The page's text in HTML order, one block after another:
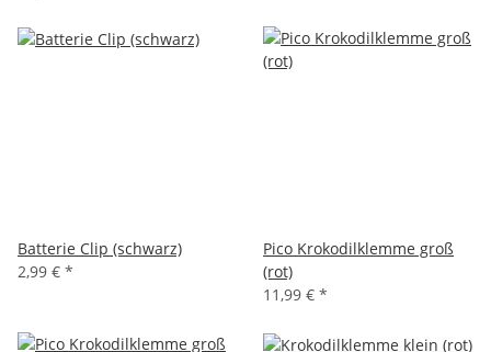
Batterie Clip (schwarz)
2,99 € *
Pico Krokodilklemme groß
(rot)
11,99 € *